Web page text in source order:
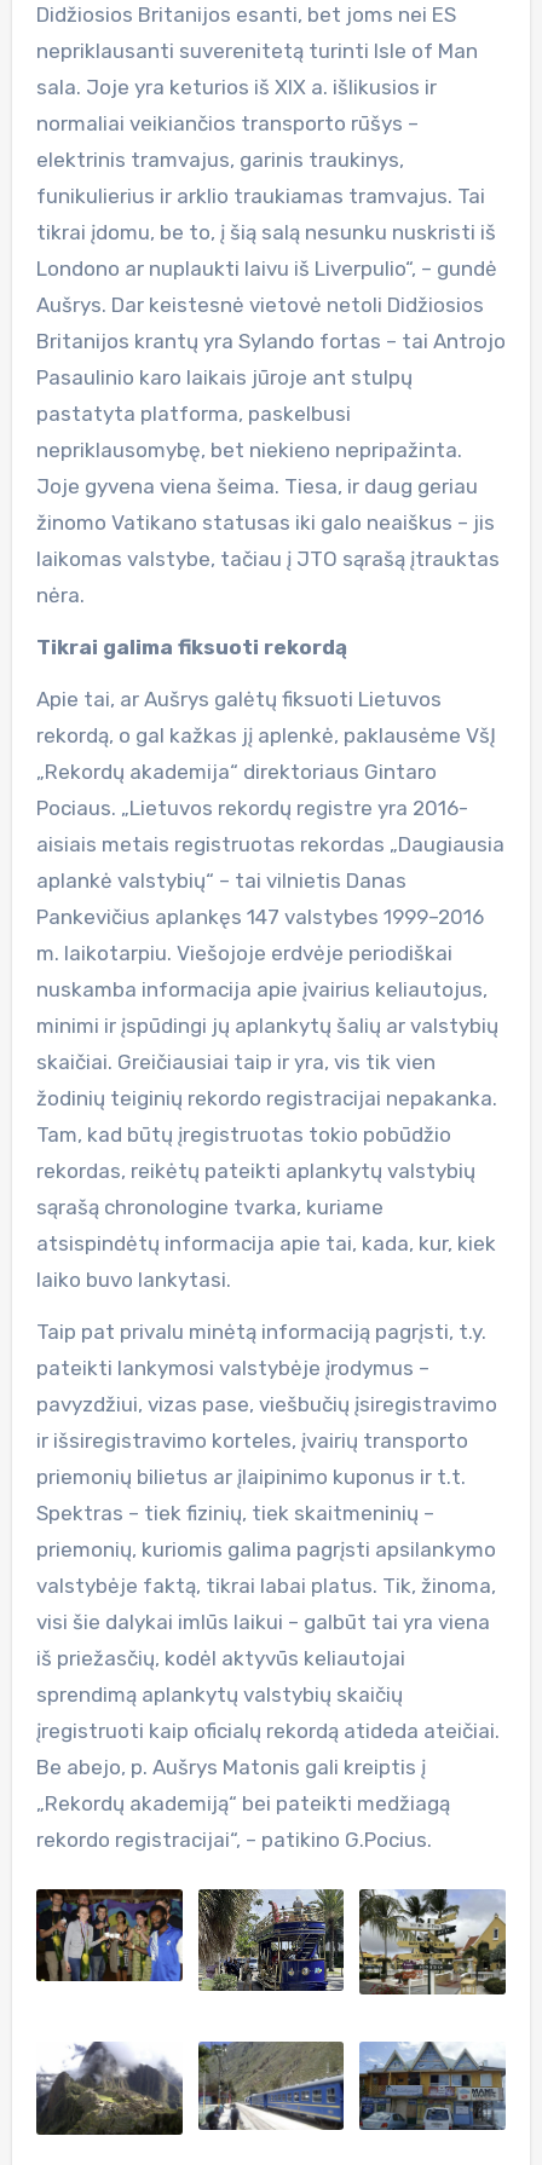
Didžiosios Britanijos esanti, bet joms nei ES
nepriklausanti suverenitetą turinti Isle of Man
sala. Joje yra keturios iš XIX a. išlikusios ir
normaliai veikiančios transporto rūšys –
elektrinis tramvajus, garinis traukinys,
funikulierius ir arklio traukiamas tramvajus. Tai
tikrai įdomu, be to, į šią salą nesunku nuskristi iš
Londono ar nuplaukti laivu iš Liverpulio“, – gundė
Aušrys. Dar keistesnė vietovė netoli Didžiosios
Britanijos krantų yra Sylando fortas – tai Antrojo
Pasaulinio karo laikais jūroje ant stulpų
pastatyta platforma, paskelbusi
nepriklausomybę, bet niekieno nepripažinta.
Joje gyvena viena šeima. Tiesa, ir daug geriau
žinomo Vatikano statusas iki galo neaiškus – jis
laikomas valstybe, tačiau į JTO sąrašą įtrauktas
nėra.
Tikrai galima fiksuoti rekordą
Apie tai, ar Aušrys galėtų fiksuoti Lietuvos
rekordą, o gal kažkas jį aplenkė, paklausėme VšĮ
„Rekordų akademija“ direktoriaus Gintaro
Pociaus. „Lietuvos rekordų registre yra 2016-
aisiais metais registruotas rekordas „Daugiausia
aplankė valstybių“ – tai vilnietis Danas
Pankevičius aplankęs 147 valstybes 1999–2016
m. laikotarpiu. Viešojoje erdvėje periodiškai
nuskamba informacija apie įvairius keliautojus,
minimi ir įspūdingi jų aplankytų šalių ar valstybių
skaičiai. Greičiausiai taip ir yra, vis tik vien
žodinių teiginių rekordo registracijai nepakanka.
Tam, kad būtų įregistruotas tokio pobūdžio
rekordas, reikėtų pateikti aplankytų valstybių
sąrašą chronologine tvarka, kuriame
atsispindėtų informacija apie tai, kada, kur, kiek
laiko buvo lankytasi.
Taip pat privalu minėtą informaciją pagrįsti, t.y.
pateikti lankymosi valstybėje įrodymus –
pavyzdžiui, vizas pase, viešbučių įsiregistravimo
ir išsiregistravimo korteles, įvairių transporto
priemonių bilietus ar įlaipinimo kuponus ir t.t.
Spektras – tiek fizinių, tiek skaitmeninių –
priemonių, kuriomis galima pagrįsti apsilankymo
valstybėje faktą, tikrai labai platus. Tik, žinoma,
visi šie dalykai imlūs laikui – galbūt tai yra viena
iš priežasčių, kodėl aktyvūs keliautojai
sprendimą aplankytų valstybių skaičių
įregistruoti kaip oficialų rekordą atideda ateičiai.
Be abejo, p. Aušrys Matonis gali kreiptis į
„Rekordų akademiją“ bei pateikti medžiagą
rekordo registracijai“, – patikino G.Pocius.